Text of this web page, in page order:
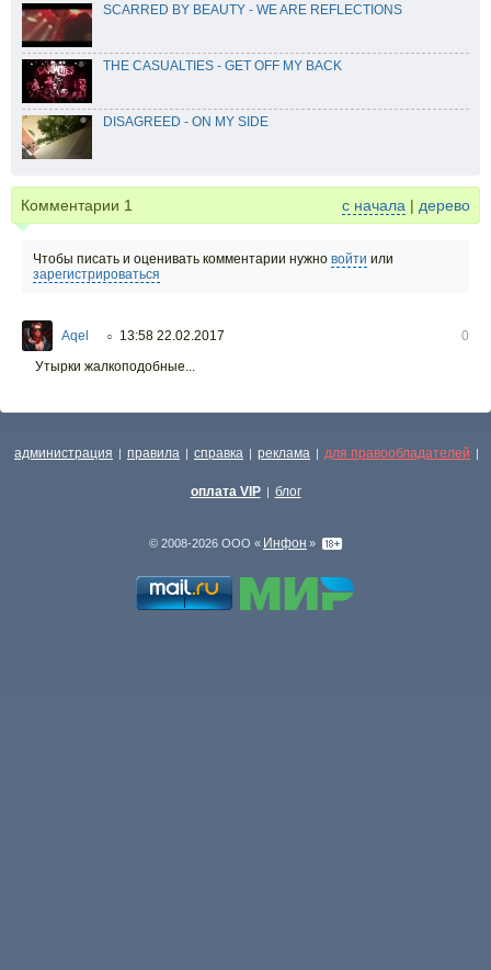
SCARRED BY BEAUTY - WE ARE REFLECTIONS
THE CASUALTIES - GET OFF MY BACK
DISAGREED - ON MY SIDE
Комментарии 1 с начала | дерево
Чтобы писать и оценивать комментарии нужно войти или
зарегистрироваться
Aqel ○ 13:58 22.02.2017
0
Утырки жалкоподобные...
администрация | правила | справка | реклама | для правообладателей |
оплата VIP | блог
© 2008-2026 ООО « Инфон »